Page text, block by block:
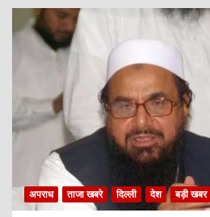
अपराध ताजा खबरे दिल्ली देश बड़ी खबर